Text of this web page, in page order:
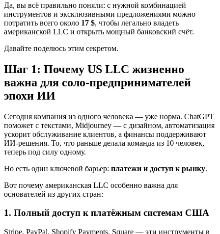
Да, вы всё правильно поняли: с нужной комбинацией
инструментов и эксклюзивными предложениями можно
потратить всего около 17 $, чтобы легально владеть
американской LLC и открыть мощный банковский счёт.
Давайте поделюсь этим секретом.
Шаг 1: Почему US LLC жизненно
важна для соло-предпринимателей
эпохи ИИ
Сегодня компания из одного человека — уже норма. ChatGPT
поможет с текстами, Midjourney — с дизайном, автоматизация
ускорит обслуживание клиентов, а финансы поддерживают
ИИ-решения. То, что раньше делала команда из 10 человек,
теперь под силу одному.
Но есть один ключевой барьер: платежи и доступ к рынку.
Вот почему американская LLC особенно важна для
основателей из других стран:
1. Полный доступ к платёжным системам США
Stripe, PayPal, Shopify Payments, Square — эти инструменты в